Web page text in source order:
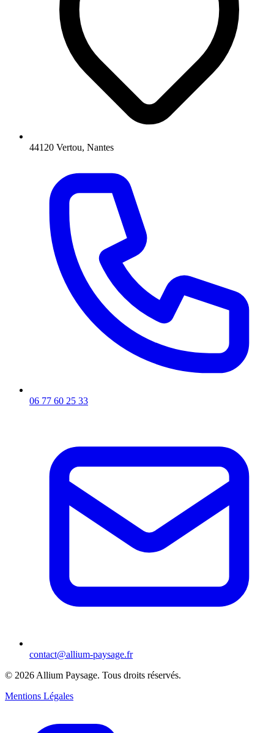
44120 Vertou, Nantes
06 77 60 25 33
contact@allium-paysage.fr
© 2026 Allium Paysage. Tous droits réservés.
Mentions Légales